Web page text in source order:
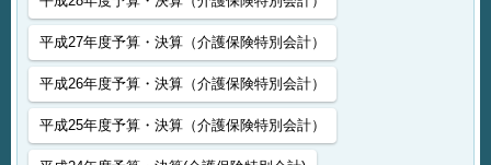
平成27年度予算・決算（介護保険特別会計）
平成26年度予算・決算（介護保険特別会計）
平成25年度予算・決算（介護保険特別会計）